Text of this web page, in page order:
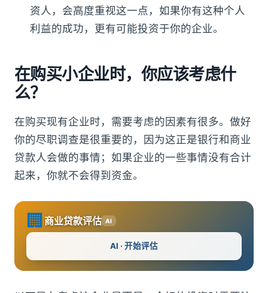
资人，会高度重视这一点，如果你有这种个人
利益的成功，更有可能投资于你的企业。
在购买小企业时，你应该考虑什
么？
在购买现有企业时，需要考虑的因素有很多。做好
你的尽职调查是很重要的，因为这正是银行和商业
贷款人会做的事情；如果企业的一些事情没有合计
起来，你就不会得到资金。
🏢 商业贷款评估 AI
AI · 开始评估